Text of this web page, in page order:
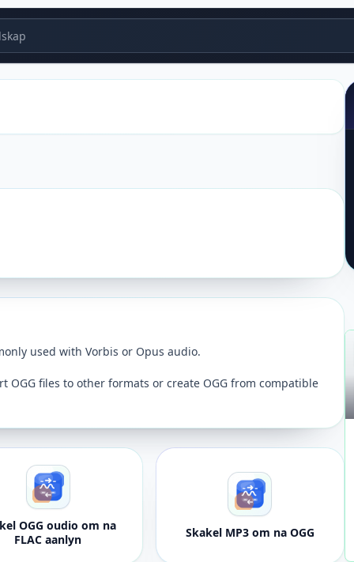
used with Vorbis or Opus audio.
OGG files to other formats or create OGG from compatible
OGG oudio om na
FLAC aanlyn
Skakel MP3 om na OGG